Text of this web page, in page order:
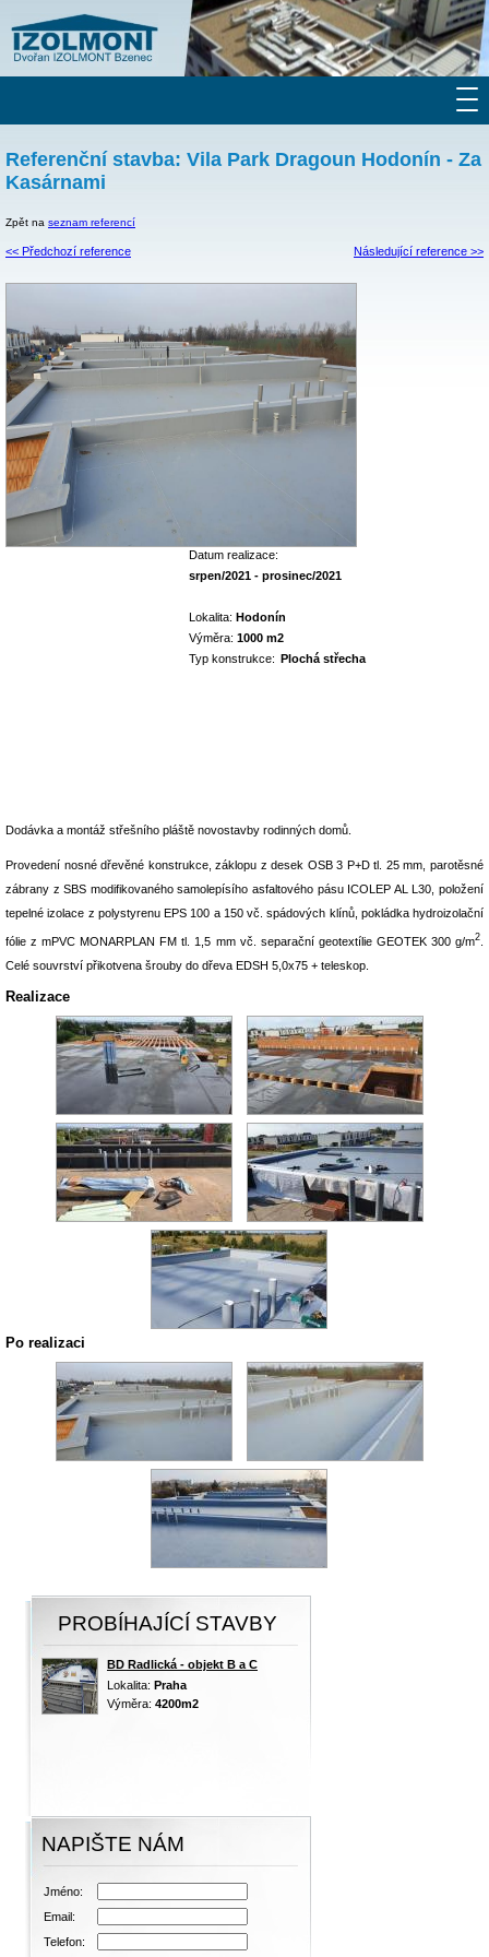
Referenční stavba: Vila Park Dragoun Hodonín - Za
Kasárnami
Zpět na seznam referencí
<< Předchozí reference Následující reference >>
Datum realizace:
srpen/2021 - prosinec/2021
Lokalita: Hodonín
Výměra: 1000 m2
Typ konstrukce: Plochá střecha
Dodávka a montáž střešního pláště novostavby rodinných domů.
Provedení nosné dřevěné konstrukce, záklopu z desek OSB 3 P+D tl. 25 mm, parotěsné
zábrany z SBS modifikovaného samolepísího asfaltového pásu ICOLEP AL L30, položení
tepelné izolace z polystyrenu EPS 100 a 150 vč. spádových klínů, pokládka hydroizolační
fólie z mPVC MONARPLAN FM tl. 1,5 mm vč. separační geotextílie GEOTEK 300 g/m2
Celé souvrství přikotvena šrouby do dřeva EDSH 5,0x75 + teleskop.
Realizace
Po realizaci
PROBÍHAJÍCÍ STAVBY
BD Radlická - objekt B a C
Lokalita: Praha
Výměra: 4200m2
NAPIŠTE NÁM
Jméno:
Email:
Telefon: